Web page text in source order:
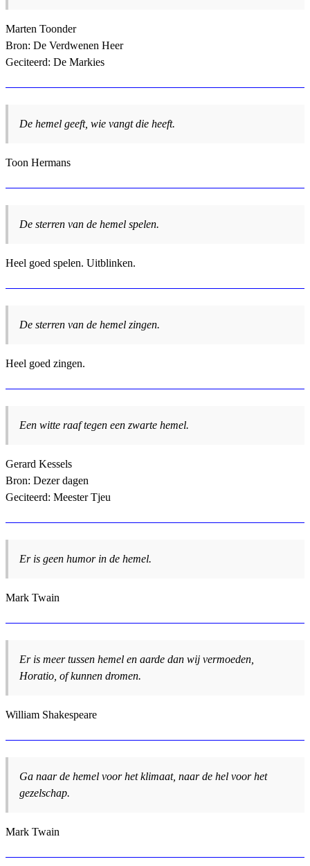
Marten Toonder
Bron: De Verdwenen Heer
Geciteerd: De Markies
De hemel geeft, wie vangt die heeft.
Toon Hermans
De sterren van de hemel spelen.
Heel goed spelen. Uitblinken.
De sterren van de hemel zingen.
Heel goed zingen.
Een witte raaf tegen een zwarte hemel.
Gerard Kessels
Bron: Dezer dagen
Geciteerd: Meester Tjeu
Er is geen humor in de hemel.
Mark Twain
Er is meer tussen hemel en aarde dan wij vermoeden,
Horatio, of kunnen dromen.
William Shakespeare
Ga naar de hemel voor het klimaat, naar de hel voor het
gezelschap.
Mark Twain